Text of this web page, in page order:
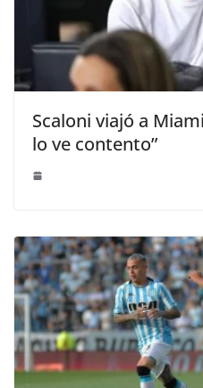
Scaloni viajó a
lo ve contento”